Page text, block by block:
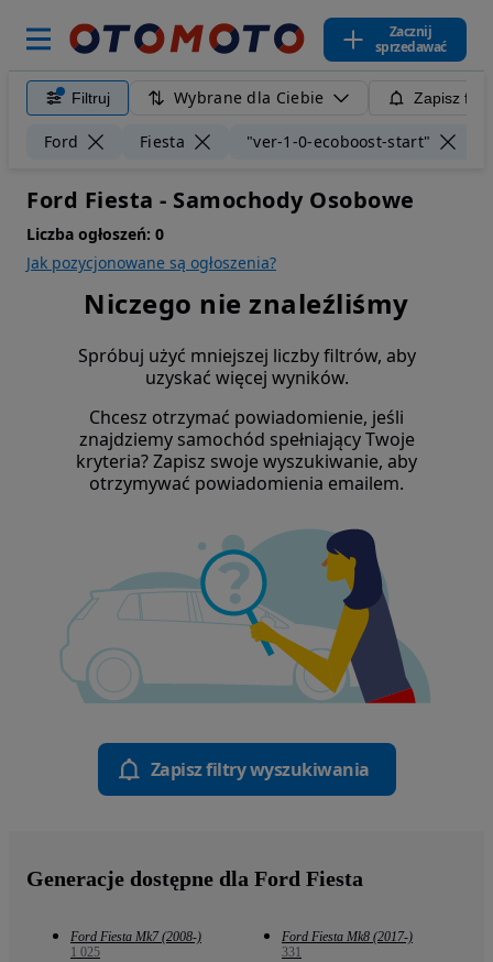
Zacznij
sprzedawać
Filtruj Wybrane dla Ciebie Zapisz
Ford Fiesta "ver-1-0-ecoboost-start"
Ford Fiesta - Samochody Osobowe
Liczba ogłoszeń: 0
Jak pozycjonowane są ogłoszenia?
Niczego nie znaleźliśmy
Spróbuj użyć mniejszej liczby filtrów, aby
uzyskać więcej wyników.
Chcesz otrzymać powiadomienie, jeśli
znajdziemy samochód spełniający Twoje
kryteria? Zapisz swoje wyszukiwanie, aby
otrzymywać powiadomienia emailem.
Zapisz filtry wyszukiwania
Generacje dostępne dla Ford Fiesta
Ford Fiesta Mk7 (2008-)
1 025
Ford Fiesta Mk8 (2017-)
331